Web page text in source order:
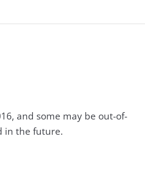
and some may be out-of-
in the future.